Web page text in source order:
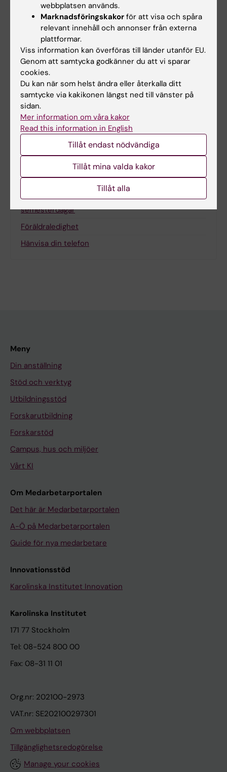
Logga in i UBW
Relaterat
Semesterlagen
Villkorsavtalet
Tips och råd
Semester
Semesterväxling - vid många sparade
semesterdagar
Föräldraledighet
Hänvisa din telefon
Meny
Din anställning
Stöd och verktyg
Utbildningsstöd
Forskarutbildning
Forskarstöd
Campus, hus och miljöer
Vårt KI
Om Medarbetarportalen
Det här är Medarbetarportalen
A-Ö på Medarbetarportalen
Guide för nya medarbetare
Innovationsstöd
Karolinska Institutet Innovation
Karolinska Institutet
171 77 Stockholm
Tel: 08-524 800 00
Fax: 08-31 11 01
Org.nr: 202100-2973
VAT.nr: SE202100297301
Om webbplatsen
Tillgänglighetsredogörelse
Manage your cookies
webbplatsen används.
Marknadsföringskakor för att visa och spåra
relevant innehåll och annonser från externa
plattformar.
Viss information kan överföras till länder utanför EU.
Genom att samtycka godkänner du att vi sparar
cookies.
Du kan när som helst ändra eller återkalla ditt
samtycke via kakikonen längst ned till vänster på
sidan.
Mer information om våra kakor
Read this information in English
Tillåt endast nödvändiga
Tillåt mina valda kakor
Tillåt alla